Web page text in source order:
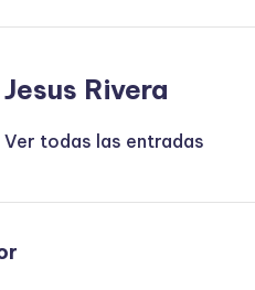
Jesus Rivera
Ver todas las entradas